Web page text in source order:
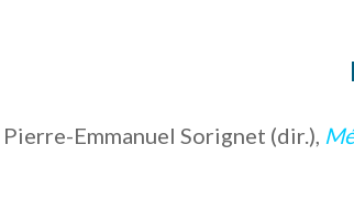
Emmanuel Sorignet (dir.),